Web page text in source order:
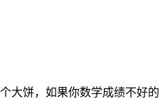
大饼，如果你数学成绩不好的